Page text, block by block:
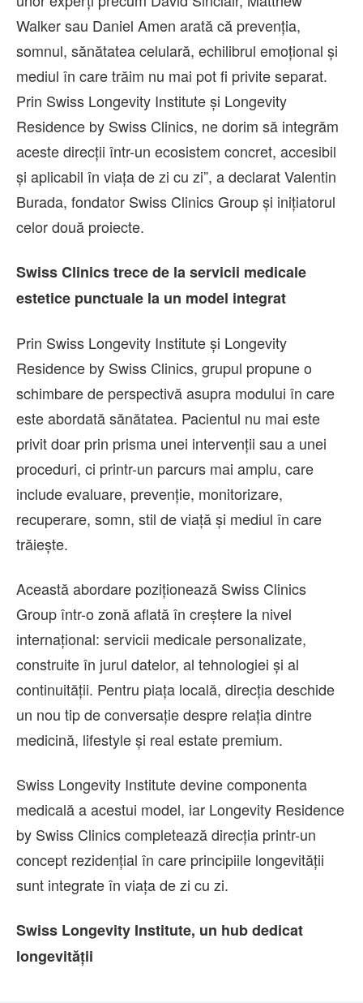
Walker sau Daniel Amen arată că prevenția,
somnul, sănătatea celulară, echilibrul emoțional și
mediul în care trăim nu mai pot fi privite separat.
Prin Swiss Longevity Institute și Longevity
Residence by Swiss Clinics, ne dorim să integrăm
aceste direcții într-un ecosistem concret, accesibil
și aplicabil în viața de zi cu zi”, a declarat Valentin
Burada, fondator Swiss Clinics Group și inițiatorul
celor două proiecte.
Swiss Clinics trece de la servicii medicale
estetice punctuale la un model integrat
Prin Swiss Longevity Institute și Longevity
Residence by Swiss Clinics, grupul propune o
schimbare de perspectivă asupra modului în care
este abordată sănătatea. Pacientul nu mai este
privit doar prin prisma unei intervenții sau a unei
proceduri, ci printr-un parcurs mai amplu, care
include evaluare, prevenție, monitorizare,
recuperare, somn, stil de viață și mediul în care
trăiește.
Această abordare poziționează Swiss Clinics
Group într-o zonă aflată în creștere la nivel
internațional: servicii medicale personalizate,
construite în jurul datelor, al tehnologiei și al
continuității. Pentru piața locală, direcția deschide
un nou tip de conversație despre relația dintre
medicină, lifestyle și real estate premium.
Swiss Longevity Institute devine componenta
medicală a acestui model, iar Longevity Residence
by Swiss Clinics completează direcția printr-un
concept rezidențial în care principiile longevității
sunt integrate în viața de zi cu zi.
Swiss Longevity Institute, un hub dedicat
longevității